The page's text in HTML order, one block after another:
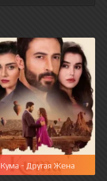
Кума - Другая Жена